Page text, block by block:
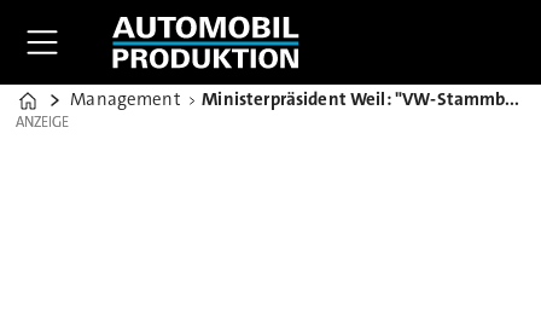
Home
Management Ministerpräsident Weil: "VW-Stammbelegschaft ist sicher"
ANZEIGE
ANZEIGE